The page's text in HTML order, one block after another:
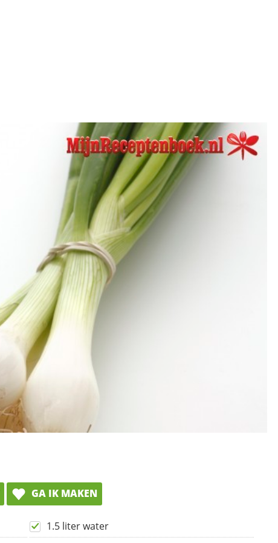
GA IK MAKEN
1.5 liter water